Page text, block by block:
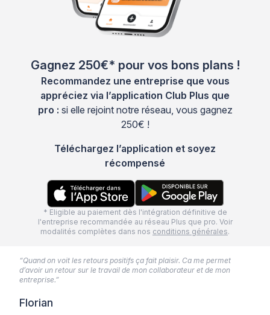
Gagnez 250€* pour vos bons plans !
Recommandez une entreprise que vous
appréciez via l’application Club Plus que
pro : si elle rejoint notre réseau, vous gagnez
250€ !
Téléchargez l’application et soyez
récompensé
* Eligible au paiement dès l'intégration définitive de
l'entreprise recommandée au réseau Plus que pro. Voir
modalités complètes dans nos conditions générales.
“Quand on voit les retours positifs ça fait plaisir. Ca me permet
d’avoir un retour sur le travail de mon collaborateur et de mon
entreprise.”
Florian